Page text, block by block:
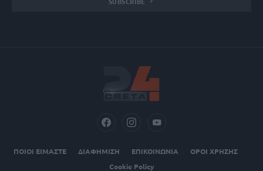
ΠΟΙΟΙ ΕΙΜΑΣΤΕ ΔΙΑΦΗΜΙΣΗ ΕΠΙΚΟΙΝΩΝΙΑ
ΟΡΟΙ ΧΡΗΣΗΣ
Cookie Policy